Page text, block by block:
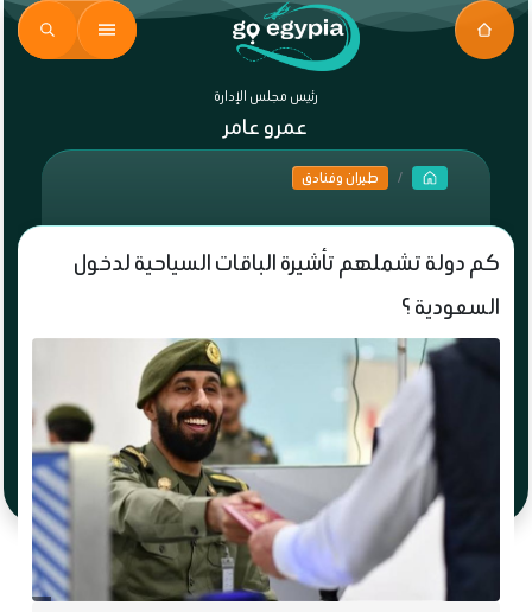
رئيس مجلس الإدارة
عمرو عامر
طيران وفنادق
كم دولة تشملهم تأشيرة الباقات السياحية لدخول
السعودية ؟